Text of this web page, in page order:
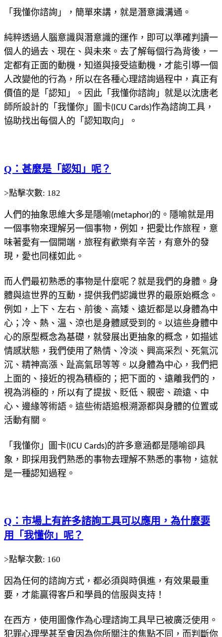
「我懂你諮詢」，簡單來講，就是潛意識溝通。
純粹透過人腦意識與潛意識的運作，即可以準確判讀一
個人的過去、現在、與未來。去了解每個行為背後，一
定都有正面的動機，知道與接受這動機，才能引導一個
人改變他的行為，所以在各種心理諮詢過程中，真正有
價值的是「認知」。因此「我懂你諮詢」就是以沈唐老
師所設計的「我懂你」圖卡(ICU Cards)作為諮詢工具，
協助找出每個人的「認知取向」。
Q：甚麼是「認知」呢？
>點擊次數: 182
人們的抽象思維大多是隱喻(metaphor)的。隱喻就是用
一個事物來理解另一個事物，例如，把愛比作旅程，意
味著愛有一個開端，旅程有歡樂有辛苦，有意外的發
現，愛也同樣如此。
而人們最初熟悉的事物是什麼呢？就是我們的身體。身
體與這世界的互動，提供我們認識世界的最原始概念。
例如，上下、左右、前後、高矮、遠近都是以身體為中
心；冷、熱、溫、涼也是身體感受到的。以這些身體中
心的原型概念為基礎，就發展出更抽象的概念，如描述
情感狀態，我們使用了熱情、冷淡、興高采烈、死氣沉
沉、精神高漲、趾高氣昂等等。以身體為中心，我們把
上面的、接近的視為積極的；把下面的、遠離我們的，
視為消極的，所以有了提拔、貶低、親密、疏遠、中
心、邊緣等術語。這些術語追根溯源都與身體的位置或
活動有關。
「我懂你」圖卡(ICU Cards)的許多意涵都是隱喻卻具
象，即採用我們熟悉的事物去理解不熟悉的事物，這就
是一種認知過程。
Q：市場上有許多諮詢工具可以應用，為什麼要
用「我懂你」呢？
>點擊次數: 160
因為任何的諮詢方式，都必須與時俱進，有效果最重
要，才能贏得客戶和學員的信服與支持！
在西方，使用圖像作為心理諮詢工具早已被廣泛使用。
犯罪心理學甚至會因為你所關注的焦點不同，而判斷你